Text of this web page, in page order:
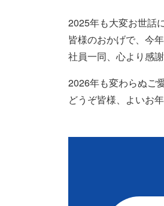
2025年も大変お世話
皆様のおかげで、今
社員一同、心より感謝
2026年も変わらぬご
どうぞ皆様、よいお